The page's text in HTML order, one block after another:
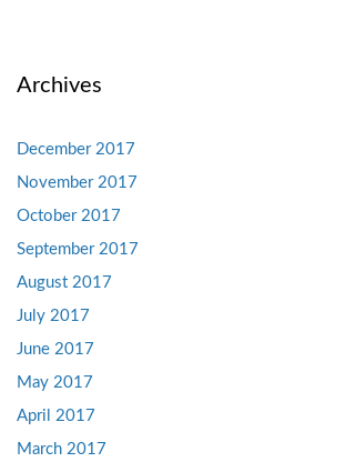
Archives
December 2017
November 2017
October 2017
September 2017
August 2017
July 2017
June 2017
May 2017
April 2017
March 2017